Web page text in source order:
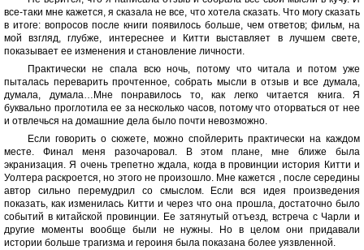
все-таки мне кажется, я сказала не все, что хотела сказать. Что могу сказать
в итоге: вопросов после книги появилось больше, чем ответов; фильм, на
мой взгляд, глубже, интереснее и Китти выставляет в лучшем свете,
показывает ее изменения и становление личности.
Практически не спала всю ночь, потому что читала и потом уже
пыталась переварить прочтенное, собрать мысли в отзыв и все думала,
думала, думала…Мне понравилось то, как легко читается книга. Я
буквально проглотила ее за несколько часов, потому что оторваться от нее
и отвлечься на домашние дела было почти невозможно.
Если говорить о сюжете, можно спойлерить практически на каждом
месте. Финал меня разочаровал. В этом плане, мне ближе была
экранизация. Я очень трепетно ждала, когда в провинции история Китти и
Уолтера раскроется, но этого не произошло. Мне кажется , после середины
автор сильно перемудрил со смыслом. Если вся идея произведения
показать, как изменилась Китти и через что она прошла, достаточно было
событий в китайской провинции. Ее затянутый отъезд, встреча с Чарли и
другие моменты вообще были не нужны. Но в целом они придавали
истории больше трагизма и героиня была показана более уязвленной.